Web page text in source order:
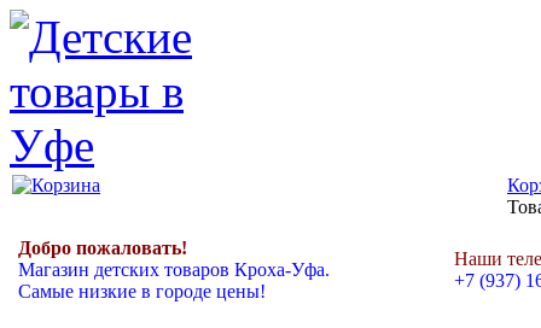
Добро пожаловать!
Магазин детских товаров Кроха-Уфа.
Самые низкие в городе цены!
Наши
+7 (937)